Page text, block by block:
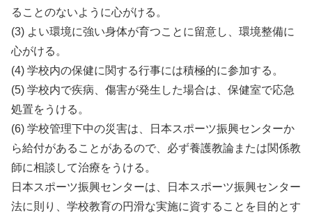
ることのないように心がける。
(3) よい環境に強い身体が育つことに留意し、環境整備に
心がける。
(4) 学校内の保健に関する行事には積極的に参加する。
(5) 学校内で疾病、傷害が発生した場合は、保健室で応急
処置をうける。
(6) 学校管理下中の災害は、日本スポーツ振興センターか
ら給付があることがあるので、必ず養護教論または関係教
師に相談して治療をうける。
日本スポーツ振興センターは、日本スポーツ振興センター
法に則り、学校教育の円滑な実施に資することを目的とす